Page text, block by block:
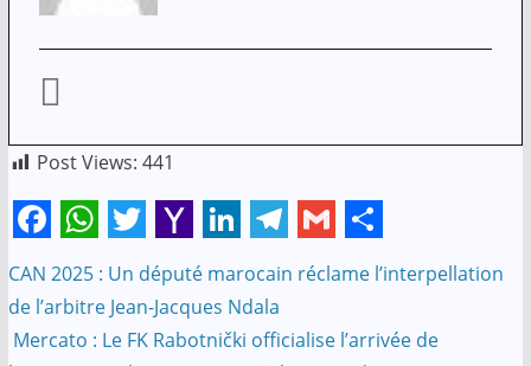
Post Views: 441
F
a
c
W
h
a
T
w
i
Y
a
h
L
i
n
T
e
l
G
m
a
S
h
a
Navigation
de
CAN 2025 : Un député marocain réclame l’interpellation
de l’arbitre Jean-Jacques Ndala
Mercato : Le FK Rabotnički officialise l’arrivée de